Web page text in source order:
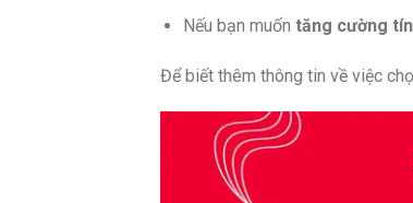
Nếu bạn muốn tăng cường
Để biết thêm thông tin về việc